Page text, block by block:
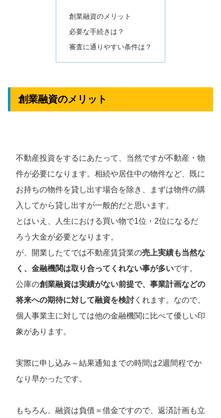
創業融資のメリット
必要な手続きは？
審査に通りやすい条件は？
創業融資のメリット
不動産投資をするにあたって、当然ですが不動産・物
件が必要になります。相続や居住中の物件など、既に
お持ちの物件を貸し出す場合を除き、まずは物件の購
入してから貸し出すが一般的だと思います。
とはいえ、人生における買い物で1位・2位になるだ
ろう大金が必要となります。
が、開業したてでは不動産賃貸業の売上実績も当然な
く、金融機関は取り合ってくれない事が多いです。
公庫の創業融資は実績がない前提で、事業計画などの
将来への期待に対して融資を検討くれます。なので、
個人事業主に対しては他の金融機関に比べて優しい印
象があります。
実際に申し込み～結果通知までの時間は2週間程でか
なり早かったです。
もちろん、融資は負債＝借金ですので、返済計画も立